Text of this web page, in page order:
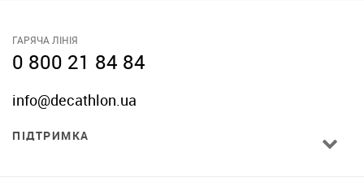
ГАРЯЧА ЛІНІЯ
0 800 21 84 84
info@decathlon.ua
ПІДТРИМКА